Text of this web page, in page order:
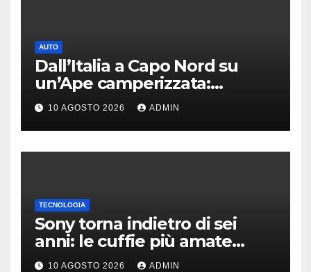
AUTO
Dall’Italia a Capo Nord su
un’Ape camperizzata:
l’incredibile impresa di
Francesco
10 AGOSTO 2026 ADMIN
TECNOLOGIA
Sony torna indietro di sei
anni: le cuffie più amate
potrebbero rinascere
10 AGOSTO 2026 ADMIN